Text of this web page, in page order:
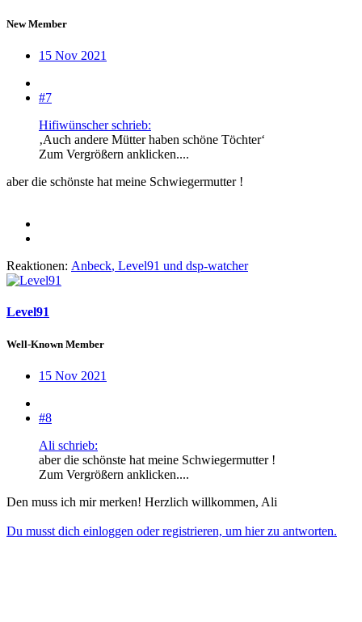
New Member
15 Nov 2021
#7
Hifiwünscher schrieb:
‚Auch andere Mütter haben schöne Töchter‘
Zum Vergrößern anklicken....
aber die schönste hat meine Schwiegermutter !
Reaktionen: Anbeck, Level91 und dsp-watcher
Level91
Well-Known Member
15 Nov 2021
#8
Ali schrieb:
aber die schönste hat meine Schwiegermutter !
Zum Vergrößern anklicken....
Den muss ich mir merken! Herzlich willkommen, Ali
Du musst dich einloggen oder registrieren, um hier zu antworten.